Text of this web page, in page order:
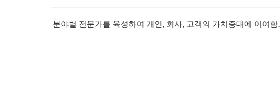
분야별 전문가를 육성하여 개인, 회사, 고객의 가치증대에 이여함.